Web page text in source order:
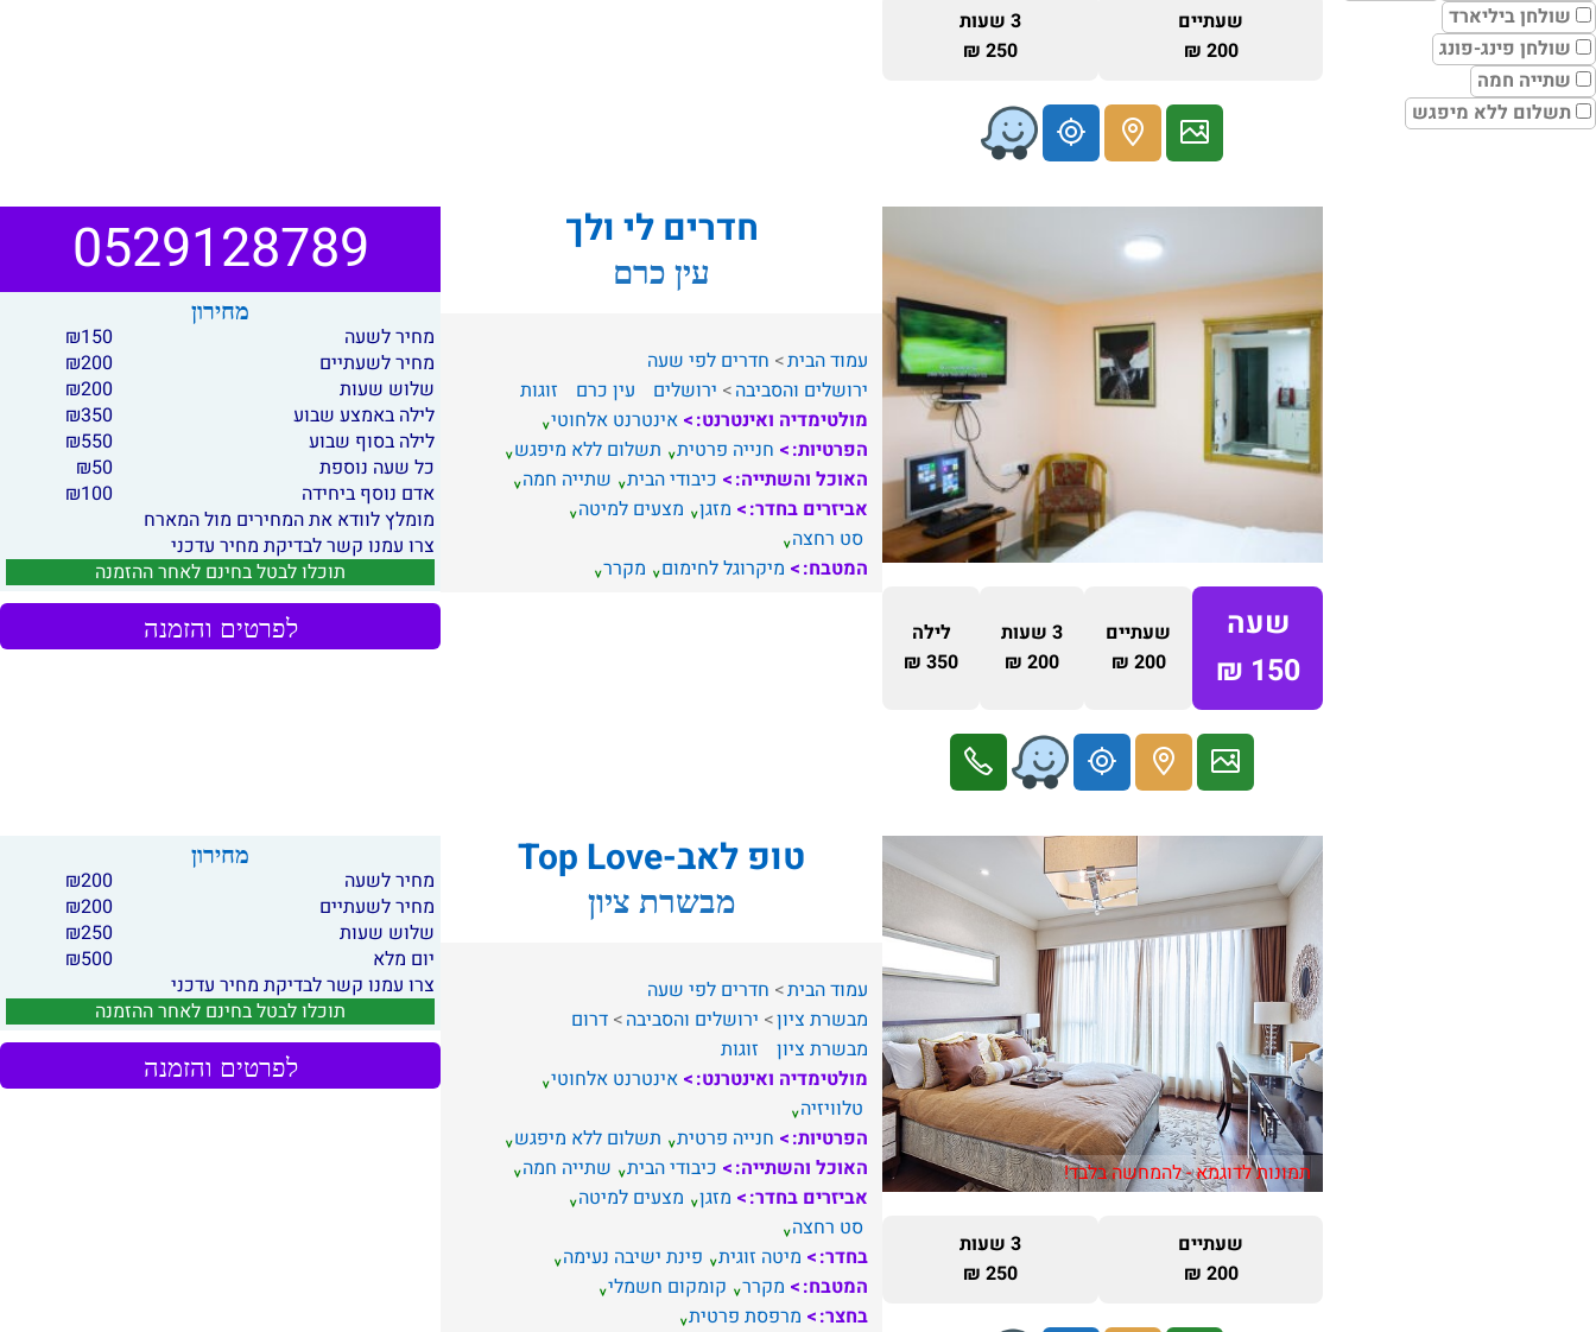
שולחן ביליארד
שולחן פינג-פונג
שתייה חמה
תשלום ללא מיפגש
שעתיים
200 ₪
3 שעות
250 ₪
שעה
150 ₪
שעתיים
200 ₪
3 שעות
200 ₪
לילה
350 ₪
חדרים לי ולך
עין כרם
עמוד הבית
חדרים לפי שעה
ירושלים והסביבה
ירושלים עין כרם
זוגות
מולטימדיה ואינטרנט:
אינטרנט אלחוטי
הפרטיות:
חנייה פרטית תשלום ללא מיפגש
האוכל והשתייה:
כיבודי הבית שתייה חמה
אביזרים בחדר:
מזגן מצעים למיטה
סט רחצה
המטבח:
מיקרוגל לחימום מקרר
0529128789
מחירון
מחיר לשעה 150
₪
מחיר לשעתיים
200
₪
שלוש שעות
200
₪
לילה באמצע שבוע
350
₪
לילה בסוף שבוע
550
₪
כל שעה נוספת
50
₪
אדם נוסף ביחידה
100
₪
מומלץ לוודא את המחירים מול המארח
צרו עמנו קשר לבדיקת מחיר עדכני
תוכלו לבטל בחינם לאחר ההזמנה
לפרטים והזמנה
תמונות לדוגמא - להמחשה בלבד!
שעתיים
200 ₪
3 שעות
250 ₪
טופ לאב-Top Love
מבשרת ציון
עמוד הבית
חדרים לפי שעה
מבשרת ציון
ירושלים והסביבה
דרום
מבשרת ציון
זוגות
מולטימדיה ואינטרנט:
אינטרנט אלחוטי
טלוויזיה
הפרטיות:
חנייה פרטית תשלום ללא מיפגש
האוכל והשתייה:
כיבודי הבית שתייה חמה
אביזרים בחדר:
מזגן מצעים למיטה
סט רחצה
בחדר:
מיטה זוגית פינת ישיבה נעימה
המטבח:
מקרר קומקום חשמלי
בחצר:
מרפסת פרטית
מחירון
מחיר לשעה 200
₪
מחיר לשעתיים
200
₪
שלוש שעות
250
₪
יום מלא
500
₪
צרו עמנו קשר לבדיקת מחיר עדכני
תוכלו לבטל בחינם לאחר ההזמנה
לפרטים והזמנה